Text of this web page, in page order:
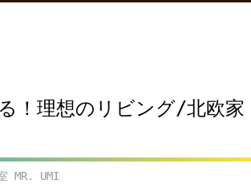
！理想のリビング/北欧家
MR. UMI